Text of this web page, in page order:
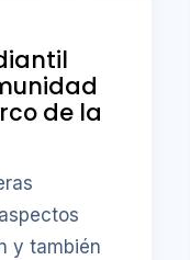
de la
y también